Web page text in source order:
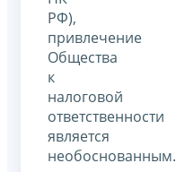
РФ),
привлечение
Общества
к
налоговой
ответственности
является
необоснованным.